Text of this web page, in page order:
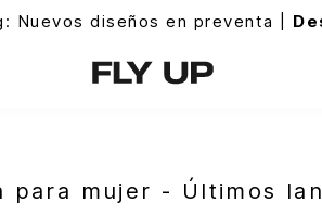
Nuevos diseños en preventa |
para mujer - Últimos